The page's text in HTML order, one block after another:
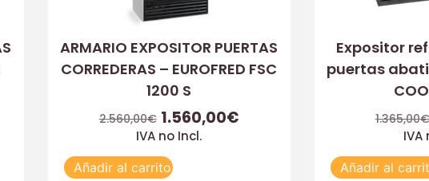
ARMARIO EXPOSITOR PUERTAS
CORREDERAS – EUROFRED FSC
1200 S
2.560,00€ 1.560,00€
IVA no Incl.
Añadir al carrito
Expositor
puertas
1.365,00€
IVA
Añadir al